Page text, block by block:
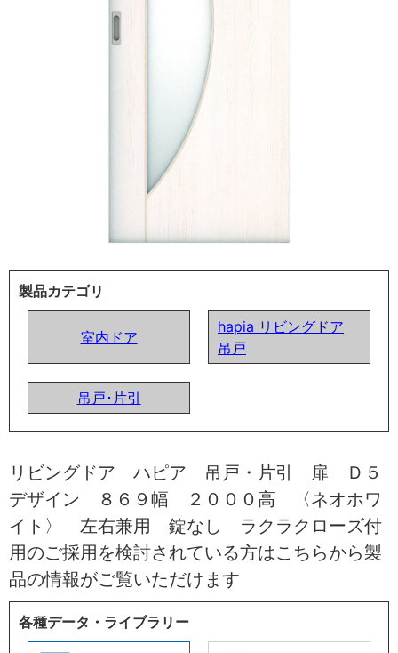
製品カテゴリ
室内ドア
hapia リビングドア
吊戸
吊戸･片引
リビングドア ハピア 吊戸・片引 扉 Ｄ５
デザイン ８６９幅 ２０００高 〈ネオホワ
イト〉 左右兼用 錠なし ラクラクローズ付
用のご採用を検討されている方はこちらから製
品の情報がご覧いただけます
各種データ・ライブラリー